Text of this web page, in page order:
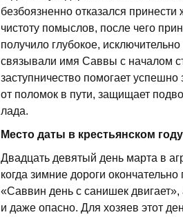
безбоязненно отказался
чистоту помыслов, после чего
получило глубокое,
связывали имя Саввы с началом
заступничество помогает
от поломок в пути, защищает
лада.
Место даты в крестьянском году
Двадцать девятый день марта в
когда зимние дороги
«Саввин день с санишек двигает»,
и даже опасно. Для хозяев этот